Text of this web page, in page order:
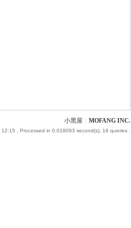
小黑屋 MOFANG INC.
12:15 , Processed in 0.018093 second(s), 16 queries .